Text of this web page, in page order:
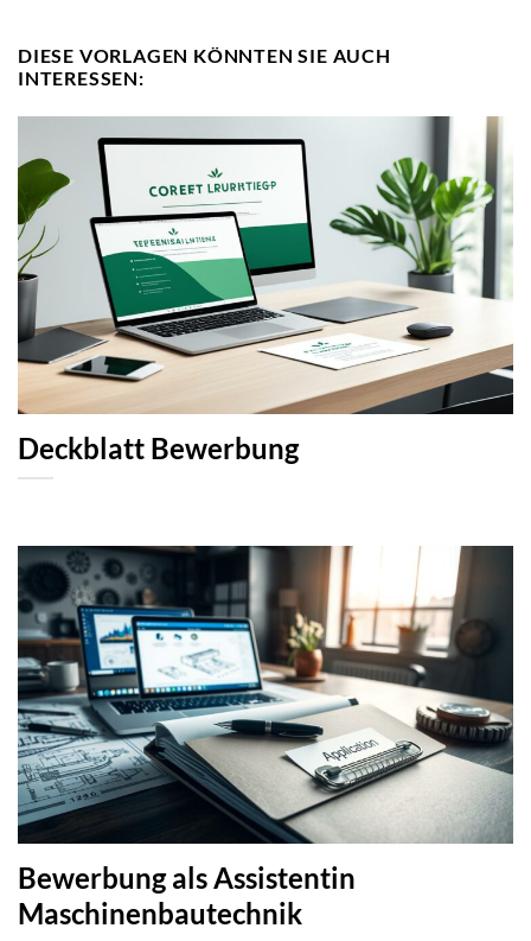
DIESE VORLAGEN KÖNNTEN SIE AUCH
INTERESSEN:
Deckblatt Bewerbung
Bewerbung als Assistentin
Maschinenbautechnik